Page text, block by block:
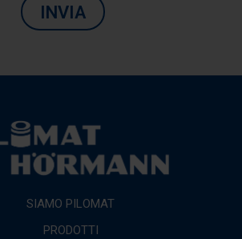
INVIA
SIAMO PILOMAT
PRODOTTI